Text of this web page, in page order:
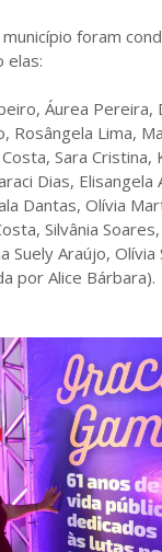
foram
elas:
Áurea Pereira,
Rosângela Lima,
Sara
Dias, Elisangela
Dantas, Olívia
Silvânia
Suely Araújo,
por Alice Bárbara).